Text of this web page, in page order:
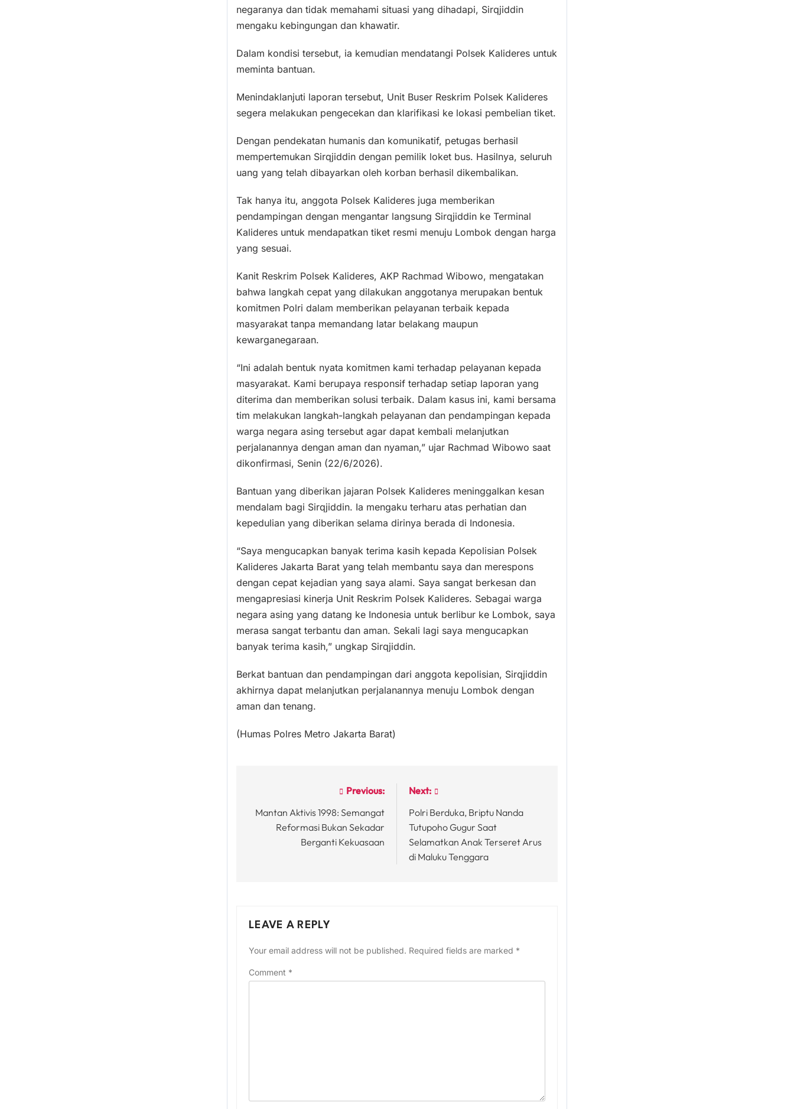
negaranya dan tidak memahami situasi yang dihadapi, Sirqjiddin
mengaku kebingungan dan khawatir.
Dalam kondisi tersebut, ia kemudian mendatangi Polsek Kalideres untuk
meminta bantuan.
Menindaklanjuti laporan tersebut, Unit Buser Reskrim Polsek Kalideres
segera melakukan pengecekan dan klarifikasi ke lokasi pembelian tiket.
Dengan pendekatan humanis dan komunikatif, petugas berhasil
mempertemukan Sirqjiddin dengan pemilik loket bus. Hasilnya, seluruh
uang yang telah dibayarkan oleh korban berhasil dikembalikan.
Tak hanya itu, anggota Polsek Kalideres juga memberikan
pendampingan dengan mengantar langsung Sirqjiddin ke Terminal
Kalideres untuk mendapatkan tiket resmi menuju Lombok dengan harga
yang sesuai.
Kanit Reskrim Polsek Kalideres, AKP Rachmad Wibowo, mengatakan
bahwa langkah cepat yang dilakukan anggotanya merupakan bentuk
komitmen Polri dalam memberikan pelayanan terbaik kepada
masyarakat tanpa memandang latar belakang maupun
kewarganegaraan.
“Ini adalah bentuk nyata komitmen kami terhadap pelayanan kepada
masyarakat. Kami berupaya responsif terhadap setiap laporan yang
diterima dan memberikan solusi terbaik. Dalam kasus ini, kami bersama
tim melakukan langkah-langkah pelayanan dan pendampingan kepada
warga negara asing tersebut agar dapat kembali melanjutkan
perjalanannya dengan aman dan nyaman,” ujar Rachmad Wibowo saat
dikonfirmasi, Senin (22/6/2026).
Bantuan yang diberikan jajaran Polsek Kalideres meninggalkan kesan
mendalam bagi Sirqjiddin. Ia mengaku terharu atas perhatian dan
kepedulian yang diberikan selama dirinya berada di Indonesia.
“Saya mengucapkan banyak terima kasih kepada Kepolisian Polsek
Kalideres Jakarta Barat yang telah membantu saya dan merespons
dengan cepat kejadian yang saya alami. Saya sangat berkesan dan
mengapresiasi kinerja Unit Reskrim Polsek Kalideres. Sebagai warga
negara asing yang datang ke Indonesia untuk berlibur ke Lombok, saya
merasa sangat terbantu dan aman. Sekali lagi saya mengucapkan
banyak terima kasih,” ungkap Sirqjiddin.
Berkat bantuan dan pendampingan dari anggota kepolisian, Sirqjiddin
akhirnya dapat melanjutkan perjalanannya menuju Lombok dengan
aman dan tenang.
(Humas Polres Metro Jakarta Barat)
navigation
Previous:
Mantan Aktivis 1998: Semangat
Reformasi Bukan Sekadar
Berganti Kekuasaan
Next:
Polri Berduka, Briptu Nanda
Tutupoho Gugur Saat
Selamatkan Anak Terseret Arus
di Maluku Tenggara
LEAVE A REPLY
Your email address will not be published. Required fields are marked *
Comment *